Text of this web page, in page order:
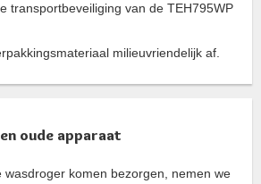
transportbeveiliging van de TEH795WP
milieuvriendelijk af.
oude apparaat
wasdroger komen bezorgen, nemen we